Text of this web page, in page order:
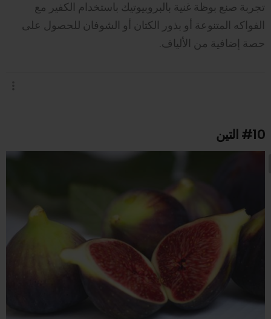
تجربة صنع بوظة غنية بالبروبيوتيك باستخدام الكفير مع
الفواكه المتنوعة أو بذور الكتان أو الشوفان للحصول على
حصة إضافية من الألياف.
#10 التين